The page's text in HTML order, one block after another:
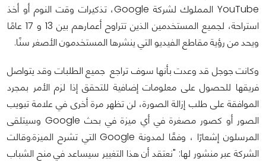
YouTube المملوك لشركة Google، تذكيرات وقت النوم أو أخذ
استراحة، لجميع المستخدمين الذين تتراوح أعمارهم بين 13 و 17 عامًا
ويحد من رؤية مقاطع الفيديو التي ينشرها المستخدمون الأصغر سنًا.
وكانت جوجل قد وعدت بأنها سوف تراجع جميع الطلبات وقد يتواصل
فريقها للحصول على معلومات إضافية للتحقق إذا لزم الأمر بمجرد
الموافقة على طلب إزالة الصورة، لن تظهر مرة أخرى في علامة تبويب
الصور أو كصور مصغرة في أي ميزة في بحث Google وسيتلقى
المرسلون إشعارًا ، وفقًا لمدونة Google التي تشرح الميزة.
وقالت
الشركة عبر منشور لها: "نعتقد أن هذا التغيير سيساعد في منح الشباب